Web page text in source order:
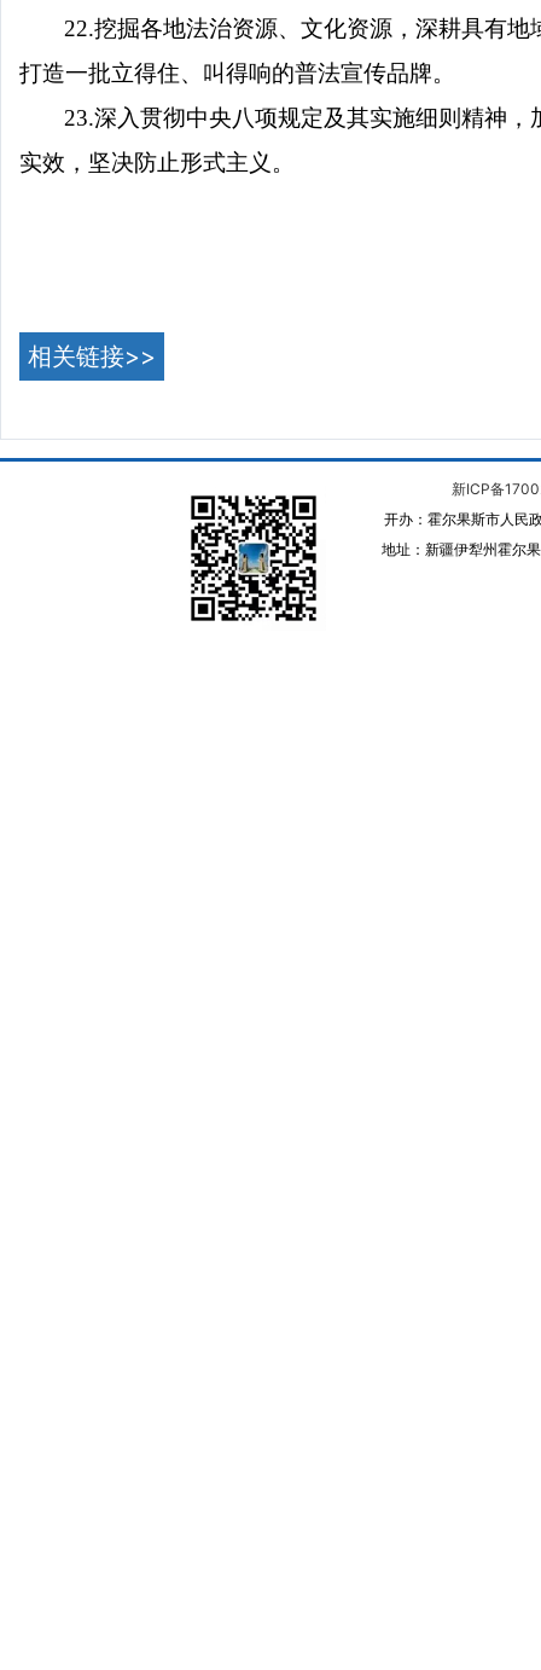
22.挖掘各地法治资源、文化资源，深耕具有
打造一批立得住、叫得响的普法宣传品牌。
23.深入贯彻中央八项规定及其实施细则精神
实效，坚决防止形式主义。
相关链接>>
新ICP备
开办：霍尔果斯市人民
地址：新疆伊犁州霍